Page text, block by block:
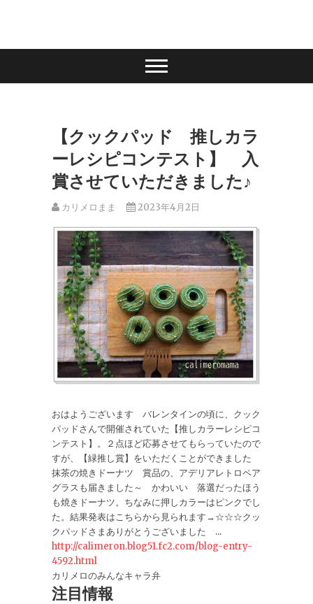
【クックパッド 推しカラ
ーレシピコンテスト】 入
賞させていただきました♪
カリメロまま 2023年4月2日
おはようございます バレンタインの頃に、クック
パッドさんで開催されていた【推しカラーレシピコ
ンテスト】。２点ほど応募させてもらっていたので
すが、【緑推し賞】をいただくことができました
抹茶の焼きドーナツ 賞品の、アデリアレトロペア
グラスも届きました～ かわいい 落選だったほう
も焼きドーナツ。ちなみに押しカラーはピンクでし
た。結果発表はこちらから見られます→☆☆☆クッ
クパッドさまありがとうございました ...
http://calimeron.blog51.fc2.com/blog-entry-
4592.html
カリメロのみんなキャラ弁
注目情報